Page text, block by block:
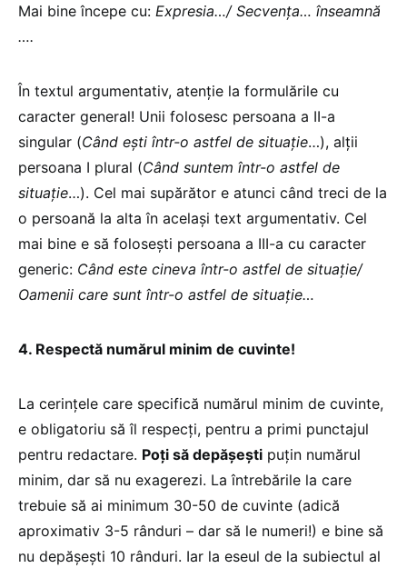
Mai bine începe cu: Expresia…/ Secvenţa… înseamnă
….
În textul argumentativ, atenţie la formulările cu
caracter general! Unii folosesc persoana a II-a
singular (Când eşti într-o astfel de situaţie…), alţii
persoana I plural (Când suntem într-o astfel de
situaţie…). Cel mai supărător e atunci când treci de la
o persoană la alta în acelaşi text argumentativ. Cel
mai bine e să foloseşti persoana a III-a cu caracter
generic: Când este cineva într-o astfel de situaţie/
Oamenii care sunt într-o astfel de situaţie…
4. Respectă numărul minim de cuvinte!
La cerinţele care specifică numărul minim de cuvinte,
e obligatoriu să îl respecţi, pentru a primi punctajul
pentru redactare. Poţi să depăşeşti puţin numărul
minim, dar să nu exagerezi. La întrebările la care
trebuie să ai minimum 30-50 de cuvinte (adică
aproximativ 3-5 rânduri – dar să le numeri!) e bine să
nu depăşeşti 10 rânduri. Iar la eseul de la subiectul al